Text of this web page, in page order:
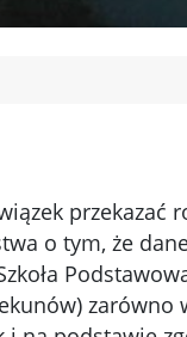
przekazać
o tym, że
zarówno